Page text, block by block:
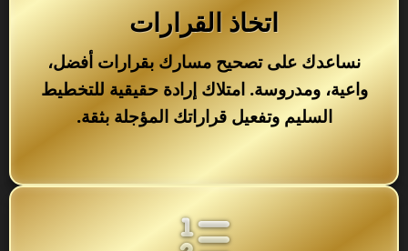
اتخاذ القرارات
نساعدك على تصحيح مسارك بقرارات أفضل،
واعية، ومدروسة. امتلاك إرادة حقيقية للتخطيط
السليم وتفعيل قراراتك المؤجلة بثقة.